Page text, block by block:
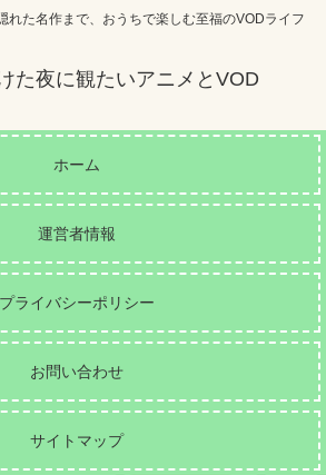
れた名作まで、おうちで楽しむ至福のVODライフ
た夜に観たいアニメとVOD
ホーム
運営者情報
プライバシーポリシー
お問い合わせ
サイトマップ